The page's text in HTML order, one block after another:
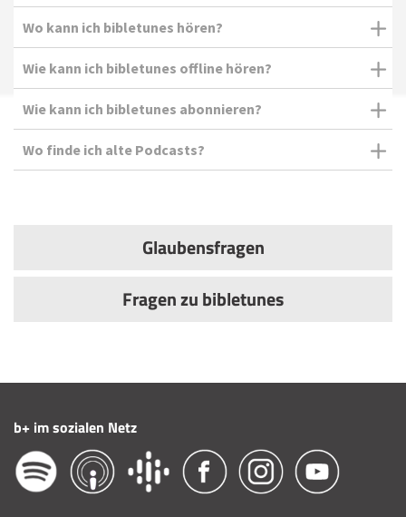
Wo kann ich bibletunes hören?
Wie kann ich bibletunes offline hören?
Wie kann ich bibletunes abonnieren?
Wo finde ich alte Podcasts?
Glaubensfragen
Fragen zu bibletunes
b+ im sozialen Netz